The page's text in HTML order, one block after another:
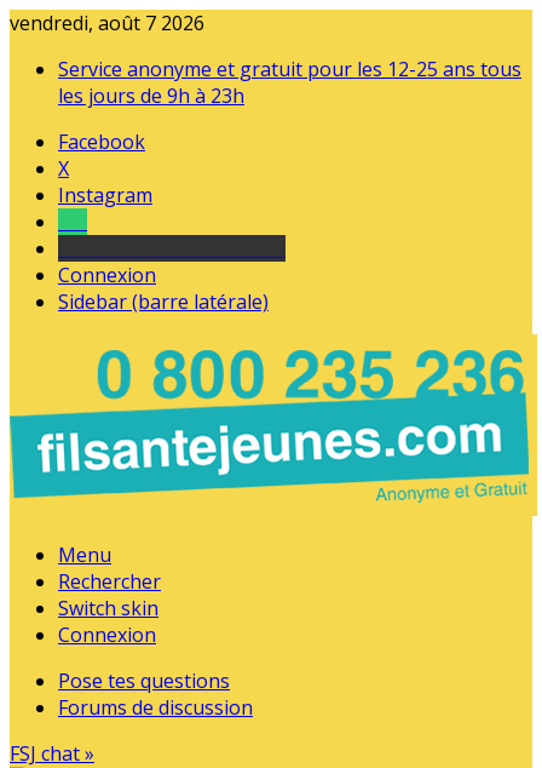
vendredi, août 7 2026
Service anonyme et gratuit pour les 12-25 ans tous
les jours de 9h à 23h
Facebook
X
Instagram
Connexion
Sidebar (barre latérale)
Menu
Rechercher
Switch skin
Connexion
Pose tes questions
Forums de discussion
FSJ chat »